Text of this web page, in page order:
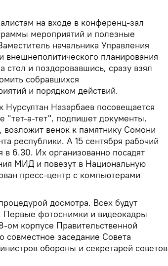
на входе в конференц-зал
мероприятий и полезные
начальника Управления
планирования
и поздоровавшись, сразу взял
собравшихся
и порядком действий.
Назарбаев посовещается
а-тет", подпишет документы,
возложит венок к памятнику Сомони
республики. А 15 сентября рабочий
в 6.30. Их организованно посадят
МИД и повезут в Национальную
пресс-центр с компьютерами
досмотра. Всех будут
Первые фотоснимки и видеокадры
ом корпусе Правительственной
совместное заседание Совета
обороны и секретарей советов